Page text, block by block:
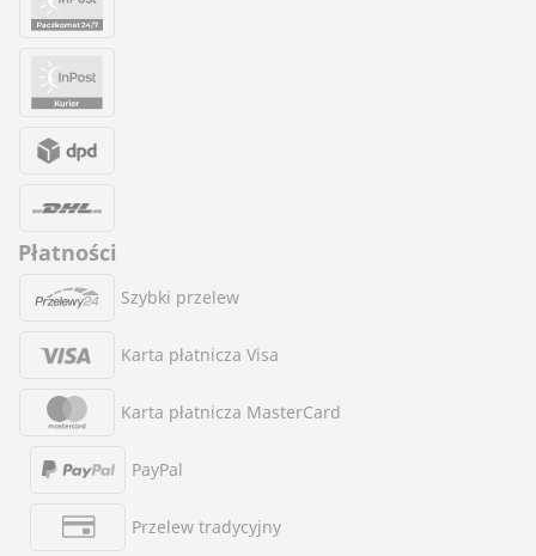
Płatności
Szybki przelew
Karta płatnicza Visa
Karta płatnicza MasterCard
PayPal
Przelew tradycyjny